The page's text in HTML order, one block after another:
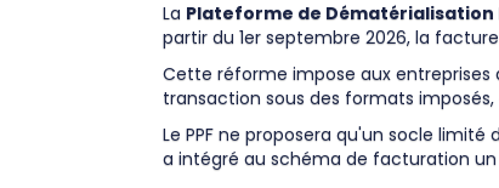
La Plateforme de
partir du 1er septembre 2026, la
Cette réforme impose aux entreprises
transaction sous des formats imposés,
Le PPF ne proposera qu'un socle
a intégré au schéma de facturation un